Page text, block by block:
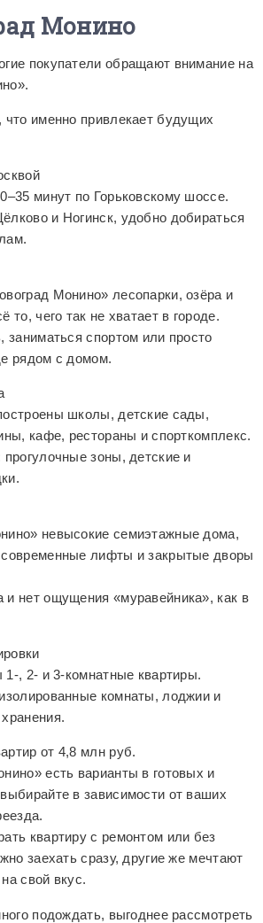
Монино
покупатели обращают внимание на
именно привлекает будущих
минут по Горьковскому шоссе.
и Ногинск, удобно добираться
Монино» лесопарки, озёра и
то, чего так не хватает в городе.
заниматься спортом или просто
рядом с домом.
школы, детские сады,
кафе, рестораны и спорткомплекс.
зоны, детские и
невысокие семиэтажные дома,
лифты и закрытые дворы
нет ощущения «муравейника», как в
, 2- и 3-комнатные квартиры.
комнаты, лоджии и
от 4,8 млн руб.
есть варианты в готовых и
в зависимости от ваших
квартиру с ремонтом или без
заехать сразу, другие же мечтают
свой вкус.
подождать, выгоднее рассмотреть